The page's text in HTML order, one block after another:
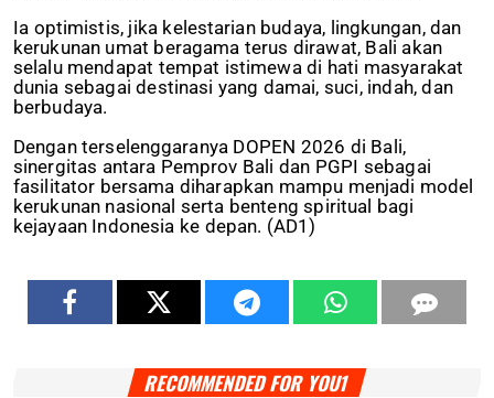
Ia optimistis, jika kelestarian budaya, lingkungan, dan
kerukunan umat beragama terus dirawat, Bali akan
selalu mendapat tempat istimewa di hati masyarakat
dunia sebagai destinasi yang damai, suci, indah, dan
berbudaya.
Dengan terselenggaranya DOPEN 2026 di Bali,
sinergitas antara Pemprov Bali dan PGPI sebagai
fasilitator bersama diharapkan mampu menjadi model
kerukunan nasional serta benteng spiritual bagi
kejayaan Indonesia ke depan. (AD1)
RECOMMENDED FOR YOU1